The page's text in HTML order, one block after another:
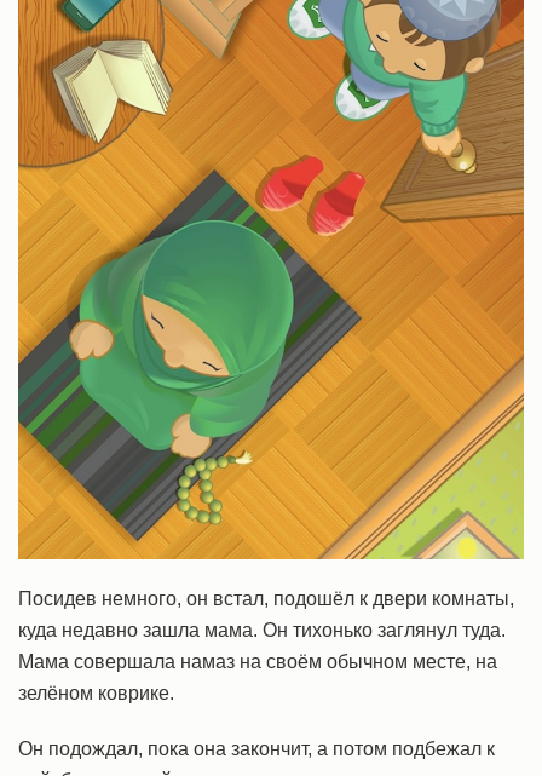
Посидев немного, он встал, подошёл к двери комнаты,
куда недавно зашла мама. Он тихонько заглянул туда.
Мама совершала намаз на своём обычном месте, на
зелёном коврике.
Он подождал, пока она закончит, а потом подбежал к